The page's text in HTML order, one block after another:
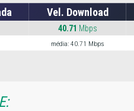
Vel. Download
40.71 Mbps
média: 40.71 Mbps